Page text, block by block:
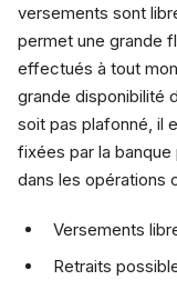
versements sont
permet une grande
effectués à tout
grande disponibilité
soit pas plafonné, il
fixées par la
dans les opérations
Versements
Retraits